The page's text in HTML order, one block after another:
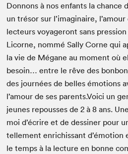
Don­nons à nos enfants la chance
un tré­sor sur l’imag­i­naire,
lecteurs voy­ageront sans
Licorne, nom­mé Sal­ly Corne qui
la vie de Mégane au moment où
besoin… entre le rêve des
des journées de belles émo­tions
l’amour de ses parents.Voici un
jeunes repouss­es de2 à8 ans.
moi d’écrire et de dessin­er pour
telle­ment enrichissant d’é­mo­tion
le temps à la lec­ture en bonne